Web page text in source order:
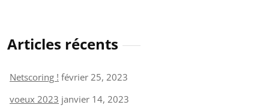
Articles récents
Netscoring ! février 25, 2023
voeux 2023 janvier 14, 2023